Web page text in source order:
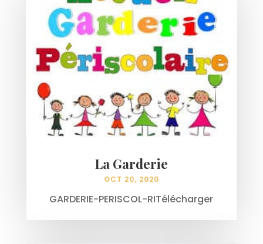
La Garderie
OCT 20, 2020
GARDERIE-PERISCOL-RITélécharger